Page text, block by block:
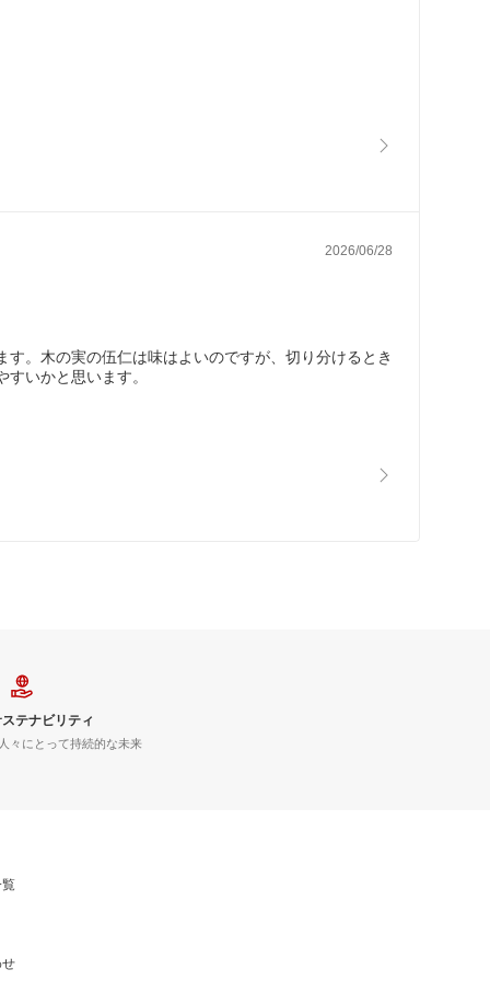
2026/06/28
。木の実の伍仁は味はよいのですが、切り分けるとき
いかと思います。
テナビリティ
々にとって持続的な未来